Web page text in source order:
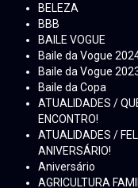
BELEZA
BBB
BAILE VOGUE
Baile da Vogue
Baile da Vogue
Baile da Copa
ATUALIDADES /
ENCONTRO!
ATUALIDADES /
ANIVERSÁRIO!
Aniversário
AGRICULTURA